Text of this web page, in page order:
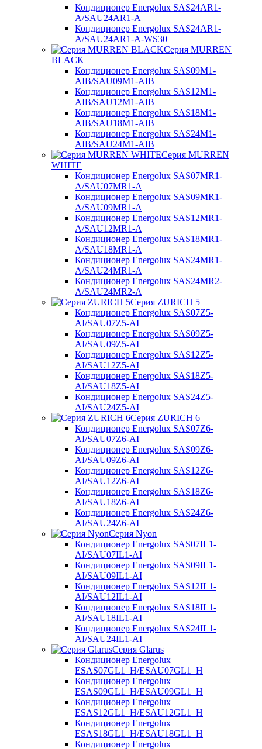
Кондиционер Energolux SAS24AR1-
A/SAU24AR1-A
Кондиционер Energolux SAS24AR1-
A/SAU24AR1-A-WS30
Серия MURREN
BLACK
Кондиционер Energolux SAS09M1-
AIB/SAU09M1-AIB
Кондиционер Energolux SAS12M1-
AIB/SAU12M1-AIB
Кондиционер Energolux SAS18M1-
AIB/SAU18M1-AIB
Кондиционер Energolux SAS24M1-
AIB/SAU24M1-AIB
Серия MURREN
WHITE
Кондиционер Energolux SAS07MR1-
A/SAU07MR1-A
Кондиционер Energolux SAS09MR1-
A/SAU09MR1-A
Кондиционер Energolux SAS12MR1-
A/SAU12MR1-A
Кондиционер Energolux SAS18MR1-
A/SAU18MR1-A
Кондиционер Energolux SAS24MR1-
A/SAU24MR1-A
Кондиционер Energolux SAS24MR2-
A/SAU24MR2-A
Серия ZURICH 5
Кондиционер Energolux SAS07Z5-
AI/SAU07Z5-AI
Кондиционер Energolux SAS09Z5-
AI/SAU09Z5-AI
Кондиционер Energolux SAS12Z5-
AI/SAU12Z5-AI
Кондиционер Energolux SAS18Z5-
AI/SAU18Z5-AI
Кондиционер Energolux SAS24Z5-
AI/SAU24Z5-AI
Серия ZURICH 6
Кондиционер Energolux SAS07Z6-
AI/SAU07Z6-AI
Кондиционер Energolux SAS09Z6-
AI/SAU09Z6-AI
Кондиционер Energolux SAS12Z6-
AI/SAU12Z6-AI
Кондиционер Energolux SAS18Z6-
AI/SAU18Z6-AI
Кондиционер Energolux SAS24Z6-
AI/SAU24Z6-AI
Серия Nyon
Кондиционер Energolux SAS07IL1-
AI/SAU07IL1-AI
Кондиционер Energolux SAS09IL1-
AI/SAU09IL1-AI
Кондиционер Energolux SAS12IL1-
AI/SAU12IL1-AI
Кондиционер Energolux SAS18IL1-
AI/SAU18IL1-AI
Кондиционер Energolux SAS24IL1-
AI/SAU24IL1-AI
Серия Glarus
Кондиционер Energolux
ESAS07GL1_H/ESAU07GL1_H
Кондиционер Energolux
ESAS09GL1_H/ESAU09GL1_H
Кондиционер Energolux
ESAS12GL1_H/ESAU12GL1_H
Кондиционер Energolux
ESAS18GL1_H/ESAU18GL1_H
Кондиционер Energolux